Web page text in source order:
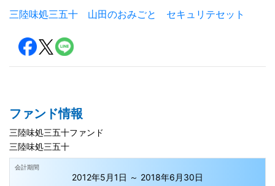
三陸味処三五十 山田のおみごと セキュリテセット
ファンド情報
三陸味処三五十ファンド
三陸味処三五十
会計期間
2012年5月1日 ～ 2018年6月30日